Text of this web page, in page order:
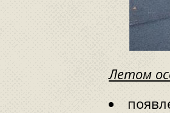
Летом